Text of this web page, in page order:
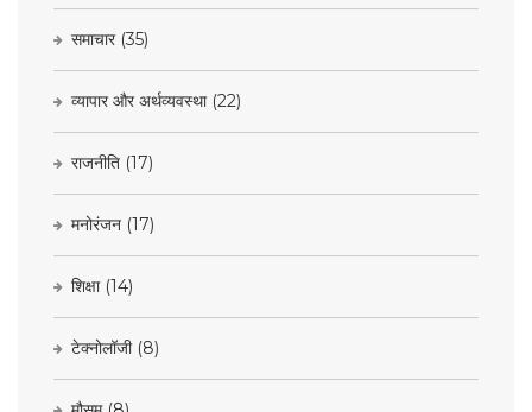
समाचार (35)
व्यापार और अर्थव्यवस्था (22)
राजनीति (17)
मनोरंजन (17)
शिक्षा (14)
टेक्नोलॉजी (8)